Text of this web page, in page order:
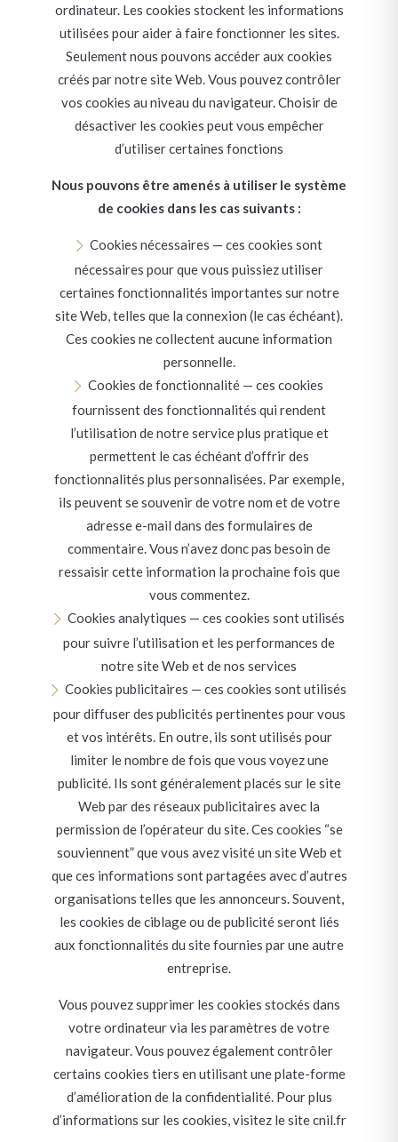
ordinateur. Les cookies stockent les informations
utilisées pour aider à faire fonctionner les sites.
Seulement nous pouvons accéder aux cookies
créés par notre site Web. Vous pouvez contrôler
vos cookies au niveau du navigateur. Choisir de
désactiver les cookies peut vous empêcher
d’utiliser certaines fonctions
Nous pouvons être amenés à utiliser le système
de cookies dans les cas suivants :
Cookies nécessaires — ces cookies sont
nécessaires pour que vous puissiez utiliser
certaines fonctionnalités importantes sur notre
site Web, telles que la connexion (le cas échéant).
Ces cookies ne collectent aucune information
personnelle.
Cookies de fonctionnalité — ces cookies
fournissent des fonctionnalités qui rendent
l’utilisation de notre service plus pratique et
permettent le cas échéant d’offrir des
fonctionnalités plus personnalisées. Par exemple,
ils peuvent se souvenir de votre nom et de votre
adresse e-mail dans des formulaires de
commentaire. Vous n’avez donc pas besoin de
ressaisir cette information la prochaine fois que
vous commentez.
Cookies analytiques — ces cookies sont utilisés
pour suivre l’utilisation et les performances de
notre site Web et de nos services
Cookies publicitaires — ces cookies sont utilisés
pour diffuser des publicités pertinentes pour vous
et vos intérêts. En outre, ils sont utilisés pour
limiter le nombre de fois que vous voyez une
publicité. Ils sont généralement placés sur le site
Web par des réseaux publicitaires avec la
permission de l’opérateur du site. Ces cookies “se
souviennent” que vous avez visité un site Web et
que ces informations sont partagées avec d’autres
organisations telles que les annonceurs. Souvent,
les cookies de ciblage ou de publicité seront liés
aux fonctionnalités du site fournies par une autre
entreprise.
Vous pouvez supprimer les cookies stockés dans
votre ordinateur via les paramètres de votre
navigateur. Vous pouvez également contrôler
certains cookies tiers en utilisant une plate-forme
d’amélioration de la confidentialité. Pour plus
d’informations sur les cookies, visitez le site cnil.fr